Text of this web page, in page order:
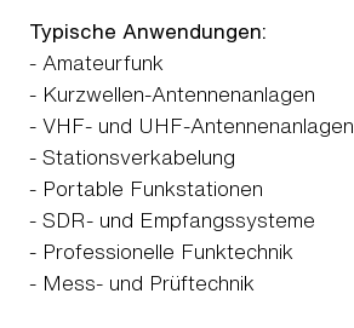
Typische Anwendungen:
- Amateurfunk
- Kurzwellen-Antennenanlagen
- VHF- und UHF-Antennenanlagen
- Stationsverkabelung
- Portable Funkstationen
- SDR- und Empfangssysteme
- Professionelle Funktechnik
- Mess- und Prüftechnik